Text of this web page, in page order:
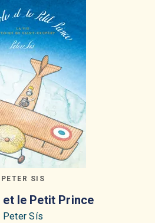
PETER SIS
et le Petit Prince
Peter Sís